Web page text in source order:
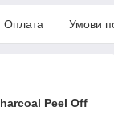
Оплата Умови
Peel Off